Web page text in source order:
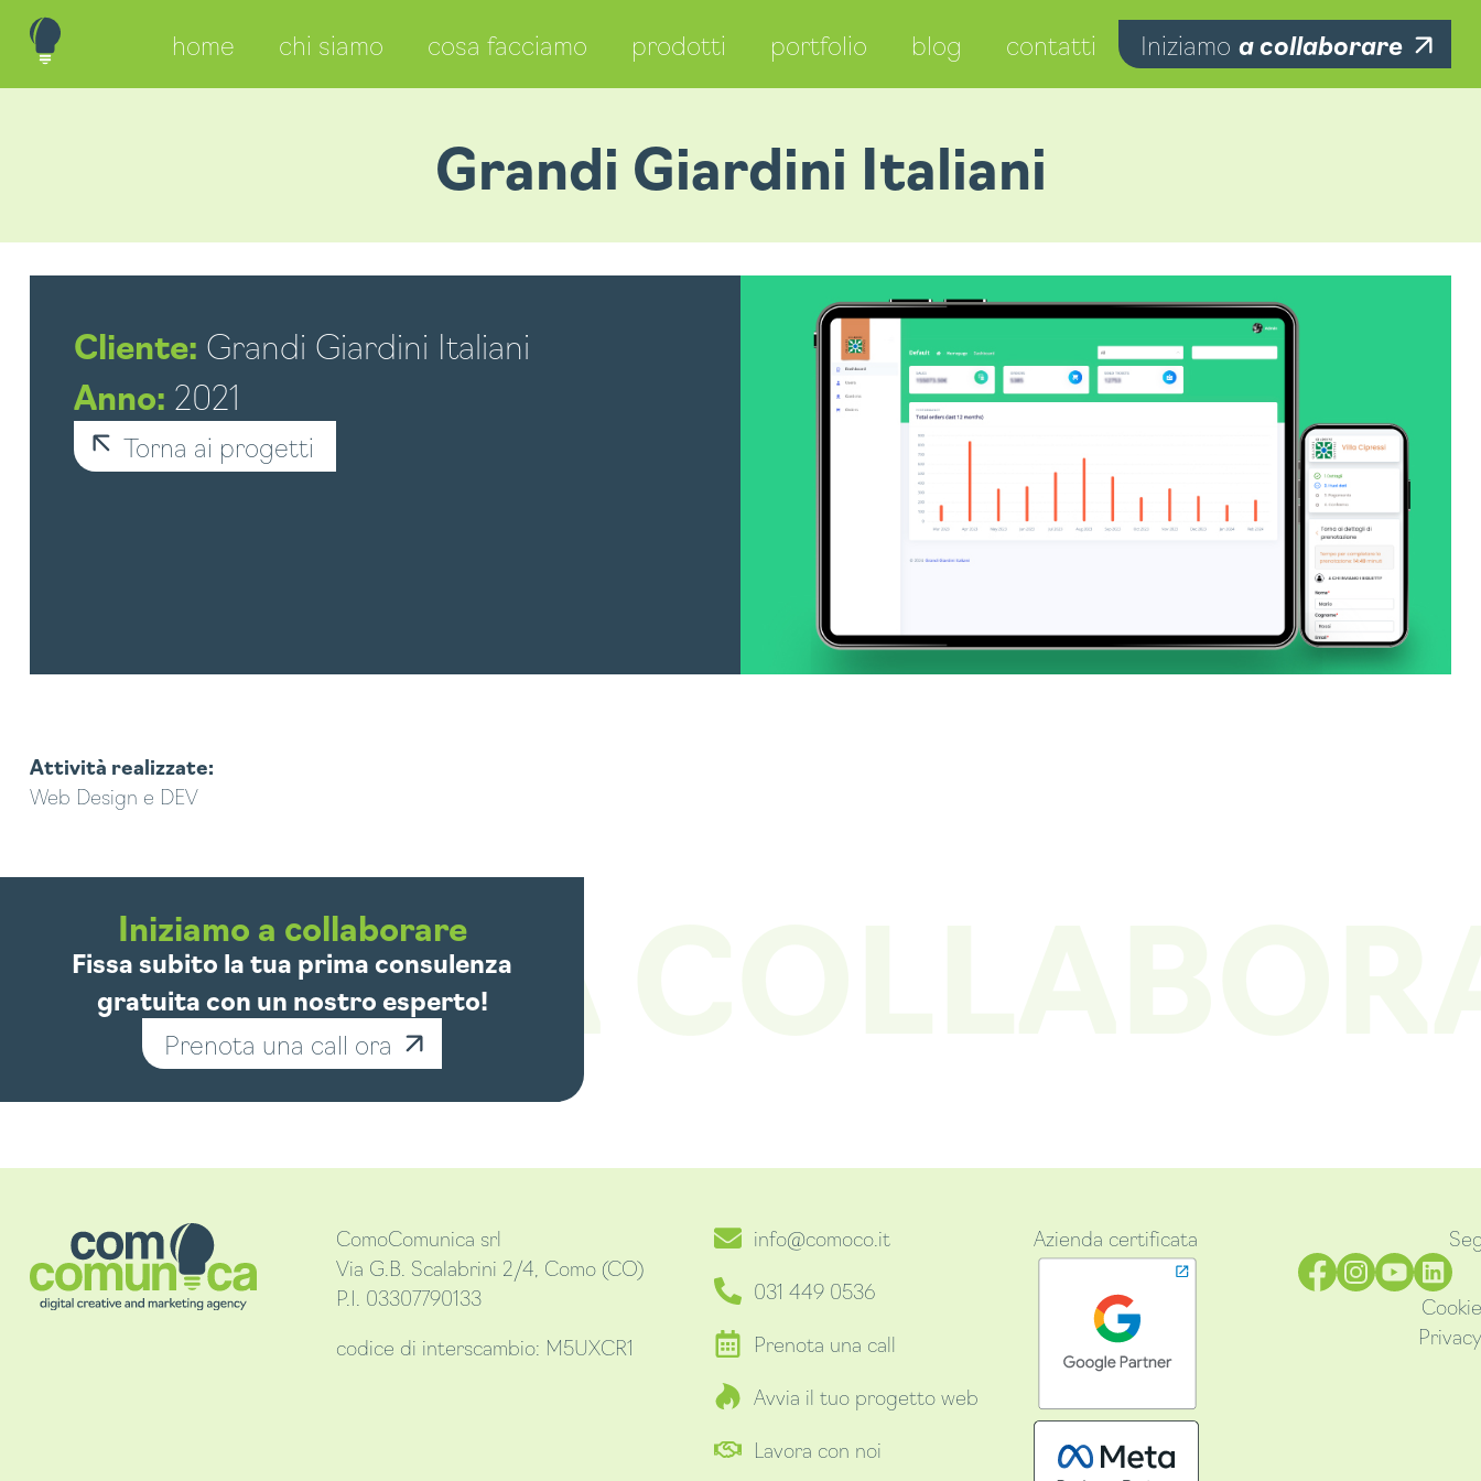
home chi siamo cosa facciamo prodotti portfolio blog contatti Iniziamo a collaborare
Grandi Giardini Italiani
Cliente: Grandi Giardini Italiani
Anno: 2021
Torna ai progetti
Attività realizzate:
Web Design e DEV
A
Iniziamo a collaborare
Fissa subito la tua prima consulenza
gratuita con un nostro esperto!
Prenota una call ora
ComoComunica srl
Via G.B. Scalabrini 2/4, Como (CO)
P.I. 03307790133
codice di interscambio: M5UXCR1
info@comoco.it
031 449 0536
Prenota una call
Avvia il tuo progetto web
Lavora con noi
Azienda certificata